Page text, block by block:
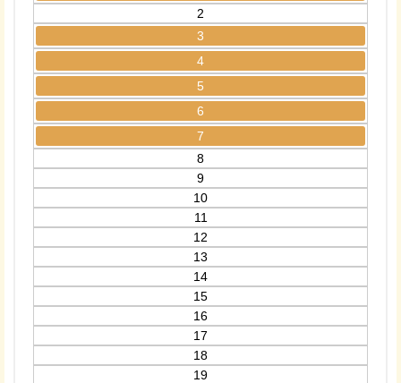
2
3
4
5
6
7
8
9
10
11
12
13
14
15
16
17
18
19